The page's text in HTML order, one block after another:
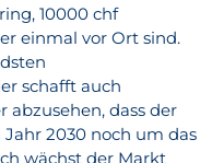
10000 chf
einmal vor Ort sind.
schafft auch
abzusehen, dass der
2030 noch um das
wächst der Markt